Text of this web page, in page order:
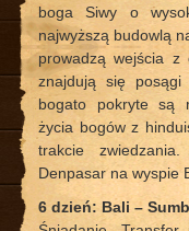
boga Siwy o
najwyższą budowlą
prowadzą wejścia
znajdują się posągi
bogato pokryte są
życia bogów z
trakcie
Denpasar na wyspie
6 dzień: Bali –